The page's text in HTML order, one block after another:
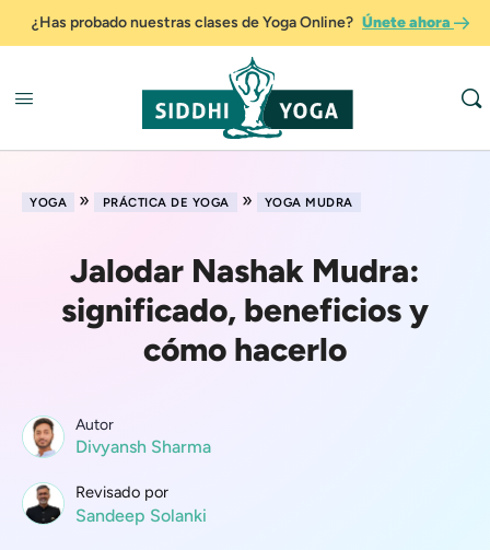
¿Has probado nuestras clases de Yoga Online? Únete ahora
YOGA » PRÁCTICA DE YOGA » YOGA MUDRA
Jalodar Nashak Mudra:
significado, beneficios y
cómo hacerlo
Autor
Divyansh Sharma
Revisado por
Sandeep Solanki